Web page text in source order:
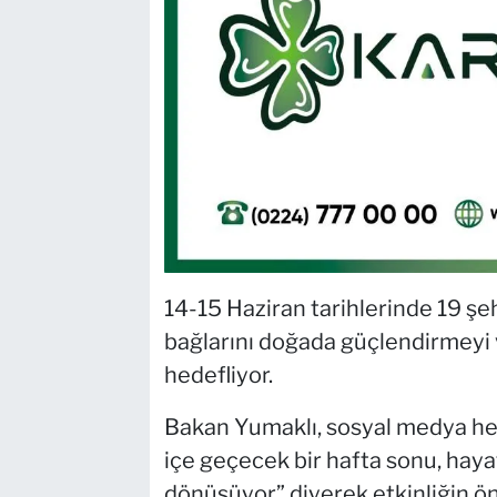
14-15 Haziran tarihlerinde 19
bağlarını doğada
hedefliyor.
Bakan Yumaklı, sosyal medya
içe geçecek bir hafta sonu,